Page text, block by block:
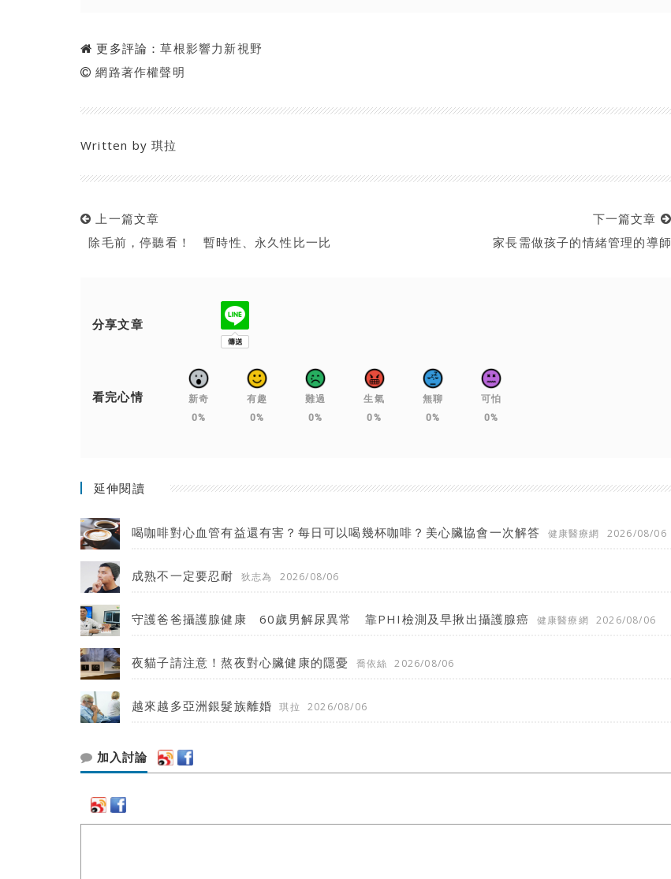
更多評論：草根影響力新視野
網路著作權聲明
Written by琪拉
上一篇文章
除毛前，停聽看！ 暫時性、永久性比一比
下一篇文章
家長需做孩子的情緒管理的導師
分享文章
看完心情
新奇
0%
有趣
0%
難過
0%
生氣
0%
無聊
0%
可怕
0%
延伸閱讀
喝咖啡對心血管有益還有害？每日可以喝幾杯咖啡？美心臟協會一次解答 健康醫療網 2026/08/06
成熟不一定要忍耐 狄志為 2026/08/06
守護爸爸攝護腺健康 60歲男解尿異常 靠PHI檢測及早揪出攝護腺癌 健康醫療網 2026/08/06
夜貓子請注意！熬夜對心臟健康的隱憂 喬依絲 2026/08/06
越來越多亞洲銀髮族離婚 琪拉 2026/08/06
加入討論